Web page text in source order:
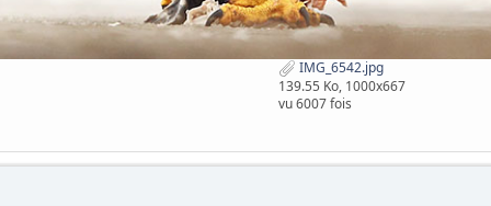
IMG_6542.jpg
139.55 Ko, 1000x667
vu 6007 fois